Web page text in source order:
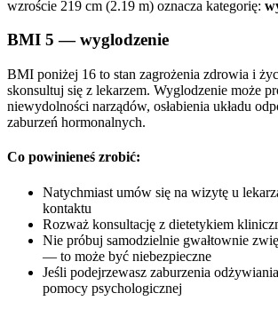
wzroście 219 cm (2.19 m) oznacza kategorię:
BMI 5 — wyglodzenie
BMI poniżej 16 to stan zagrożenia zdrowia i
skonsultuj się z lekarzem. Wyglodzenie może
niewydolności narządów, osłabienia układu
zaburzeń hormonalnych.
Co powinieneś zrobić:
Natychmiast umów się na wizytę u
kontaktu
Rozważ konsultację z dietetykiem
Nie próbuj samodzielnie gwałtownie
— to może być niebezpieczne
Jeśli podejrzewasz zaburzenia
pomocy psychologicznej